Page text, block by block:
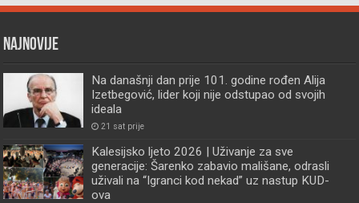
Najnovije
Na današnji dan prije 101. godine rođen Alija
Izetbegović, lider koji nije odstupao od svojih
ideala
21 sat prije
Kalesijsko ljeto 2026 | Uživanje za sve
generacije: Šarenko zabavio mališane, odrasli
uživali na “Igranci kod nekad” uz nastup KUD-
ova